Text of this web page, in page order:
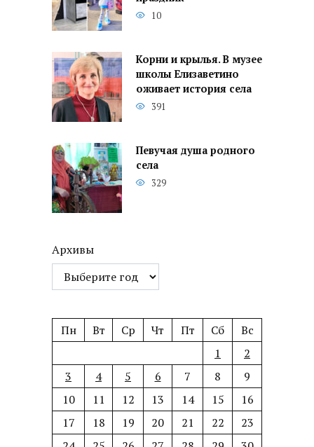
10
Корни и крылья. В музее
школы Елизаветино
оживает история села
391
Певучая душа родного
села
329
Архивы
Пн Вт Ср Чт Пт Сб
Вс
1
2
3
4 5 6 7 8
9
10
11 12 13 14 15
16
17
18 19 20 21 22
23